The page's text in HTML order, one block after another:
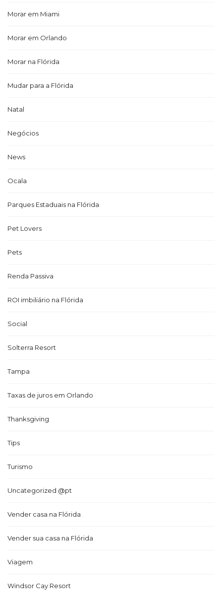
Morar em Miami
Morar em Orlando
Morar na Flórida
Mudar para a Flórida
Natal
Negócios
News
Ocala
Parques Estaduais na Flórida
Pet Lovers
Pets
Renda Passiva
ROI imbiliário na Flórida
Social
Solterra Resort
Tampa
Taxas de juros em Orlando
Thanksgiving
Tips
Turismo
Uncategorized @pt
Vender casa na Flórida
Vender sua casa na Flórida
Viagem
Windsor Cay Resort